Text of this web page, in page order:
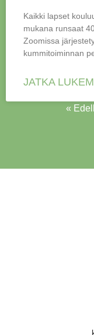
Kaikki lapset
mukana runsaat
Zoomissa
kummitoiminnan
JATKA
«